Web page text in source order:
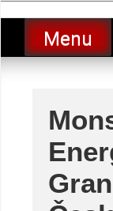
to
contentMenu